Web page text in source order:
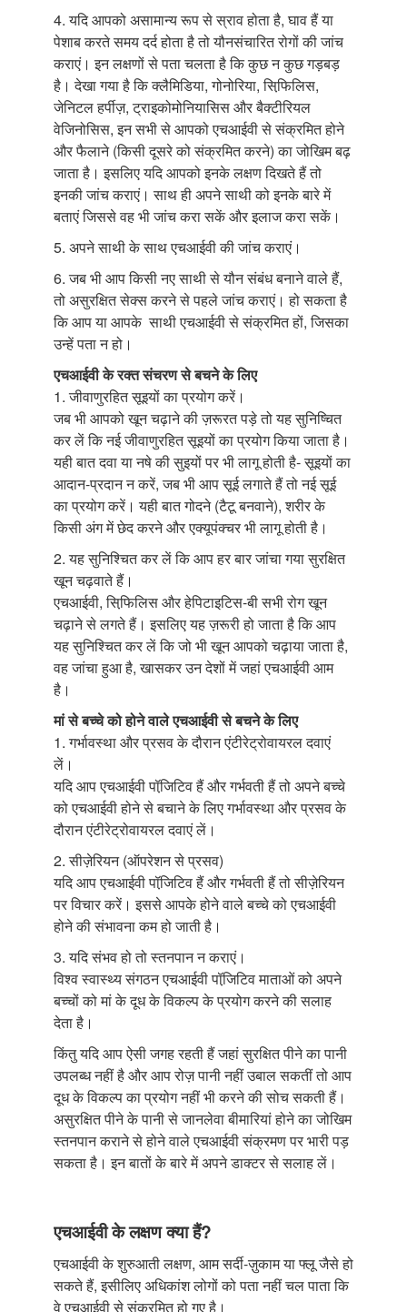
4. यदि आपको असामान्य रूप से स्राव होता है, घाव हैं या
पेशाब करते समय दर्द होता है तो यौनसंचारित रोगों की जांच
कराएं। इन लक्षणों से पता चलता है कि कुछ न कुछ गड़बड़
है। देखा गया है कि क्लैमिडिया, गोनोरिया, सिफि़लिस,
जेनिटल हर्पीज़, ट्राइकोमोनियासिस और बैक्टीरियल
वेजिनोसिस, इन सभी से आपको एचआईवी से संक्रमित होने
और फैलाने (किसी दूसरे को संक्रमित करने) का जोखिम बढ़
जाता है। इसलिए यदि आपको इनके लक्षण दिखते हैं तो
इनकी जांच कराएं। साथ ही अपने साथी को इनके बारे में
बताएं जिससे वह भी जांच करा सकें और इलाज करा सकें।
5. अपने साथी के साथ एचआईवी की जांच कराएं।
6. जब भी आप किसी नए साथी से यौन संबंध बनाने वाले हैं,
तो असुरक्षित सेक्स करने से पहले जांच कराएं। हो सकता है
कि आप या आपके साथी एचआईवी से संक्रमित हों, जिसका
उन्हें पता न हो।
एचआईवी के रक्त संचरण से बचने के लिए
1. जीवाणुरहित सूइयों का प्रयोग करें।
जब भी आपको खून चढ़ाने की ज़रूरत पड़े तो यह सुनिष्चित
कर लें कि नई जीवाणुरहित सूइयों का प्रयोग किया जाता है।
यही बात दवा या नषे की सुइयों पर भी लागू होती है- सूइयों का
आदान-प्रदान न करें, जब भी आप सूई लगाते हैं तो नई सूई
का प्रयोग करें। यही बात गोदने (टैटू बनवाने), शरीर के
किसी अंग में छेद करने और एक्यूपंक्चर भी लागू होती है।
2. यह सुनिश्चित कर लें कि आप हर बार जांचा गया सुरक्षित
खून चढ़वाते हैं।
एचआईवी, सिफि़लिस और हेपिटाइटिस-बी सभी रोग खून
चढ़ाने से लगते हैं। इसलिए यह ज़रूरी हो जाता है कि आप
यह सुनिश्चित कर लें कि जो भी खून आपको चढ़ाया जाता है,
वह जांचा हुआ है, खासकर उन देशों में जहां एचआईवी आम
है।
मां से बच्चे को होने वाले एचआईवी से बचने के लिए
1. गर्भावस्था और प्रसव के दौरान एंटीरेट्रोवायरल दवाएं
लें।
यदि आप एचआईवी पॉजि़टिव हैं और गर्भवती हैं तो अपने बच्चे
को एचआईवी होने से बचाने के लिए गर्भावस्था और प्रसव के
दौरान एंटीरेट्रोवायरल दवाएं लें।
2. सीज़ेरियन (ऑपरेशन से प्रसव)
यदि आप एचआईवी पॉजि़टिव हैं और गर्भवती हैं तो सीज़ेरियन
पर विचार करें। इससे आपके होने वाले बच्चे को एचआईवी
होने की संभावना कम हो जाती है।
3. यदि संभव हो तो स्तनपान न कराएं।
विश्व स्वास्थ्य संगठन एचआईवी पॉजि़टिव माताओं को अपने
बच्चों को मां के दूध के विकल्प के प्रयोग करने की सलाह
देता है।
किंतु यदि आप ऐसी जगह रहती हैं जहां सुरक्षित पीने का पानी
उपलब्ध नहीं है और आप रोज़ पानी नहीं उबाल सकतीं तो आप
दूध के विकल्प का प्रयोग नहीं भी करने की सोच सकती हैं।
असुरक्षित पीने के पानी से जानलेवा बीमारियां होने का जोखिम
स्तनपान कराने से होने वाले एचआईवी संक्रमण पर भारी पड़
सकता है। इन बातों के बारे में अपने डाक्टर से सलाह लें।
एचआईवी के लक्षण क्या हैं?
एचआईवी के शुरुआती लक्षण, आम सर्दी-ज़ुकाम या फ्लू जैसे हो
सकते हैं, इसीलिए अधिकांश लोगों को पता नहीं चल पाता कि
वे एचआईवी से संक्रमित हो गए है।